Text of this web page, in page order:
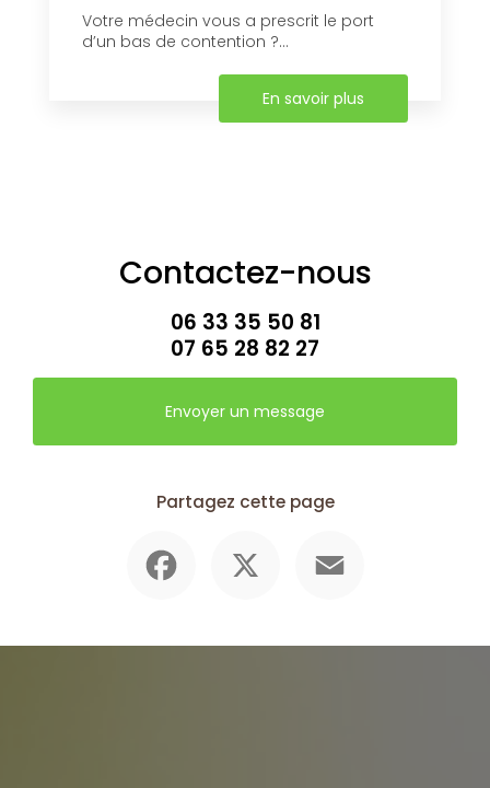
Votre médecin vous a prescrit le port
d’un bas de contention ?...
En savoir plus
Contactez-nous
06 33 35 50 81
07 65 28 82 27
Envoyer un message
Partagez cette page